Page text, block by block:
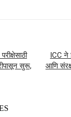
सुरू,
ICC ने
आणि